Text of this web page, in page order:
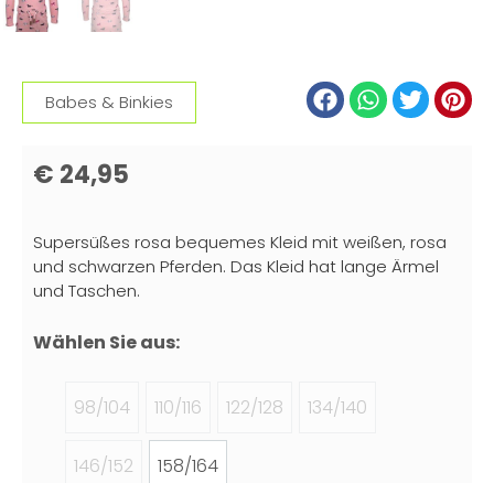
Babes & Binkies
€ 24,95
Supersüßes rosa bequemes Kleid mit weißen, rosa
und schwarzen Pferden. Das Kleid hat lange Ärmel
und Taschen.
Wählen Sie aus:
98/104 110/116 122/128 134/140
146/152 158/164